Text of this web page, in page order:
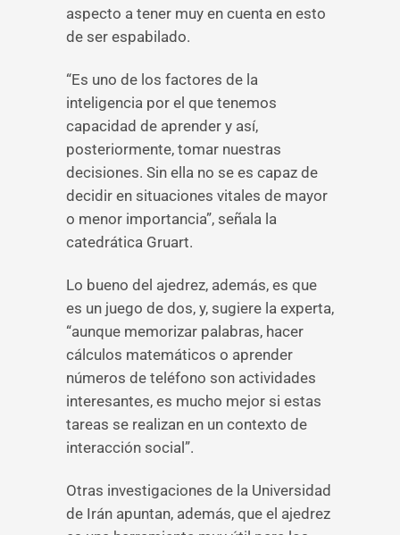
aspecto a tener muy en cuenta en esto
de ser espabilado.
“Es uno de los factores de la
inteligencia por el que tenemos
capacidad de aprender y así,
posteriormente, tomar nuestras
decisiones. Sin ella no se es capaz de
decidir en situaciones vitales de mayor
o menor importancia”, señala la
catedrática Gruart.
Lo bueno del ajedrez, además, es que
es un juego de dos, y, sugiere la experta,
“aunque memorizar palabras, hacer
cálculos matemáticos o aprender
números de teléfono son actividades
interesantes, es mucho mejor si estas
tareas se realizan en un contexto de
interacción social”.
Otras investigaciones de la Universidad
de Irán apuntan, además, que el ajedrez